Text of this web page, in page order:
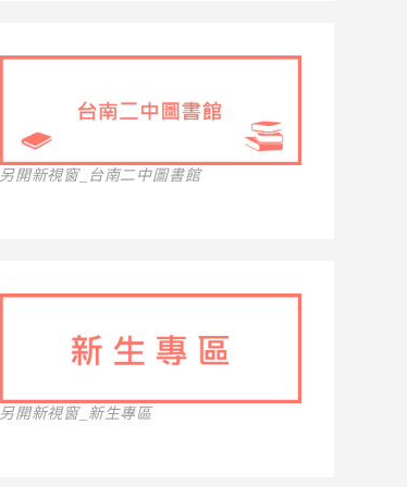
另開新視窗_台南二中圖書館
另開新視窗_新生專區